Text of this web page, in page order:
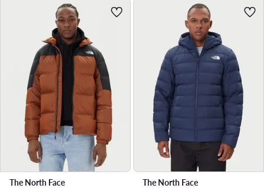
The North Face
The North Face